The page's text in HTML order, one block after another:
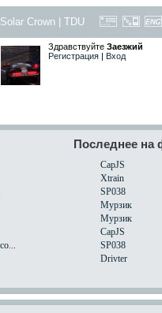
Solar Crown TDU
Здравствуйте Заезжий
Регистрация | Вход
Последнее на
CapJS
Xtrain
SP038
Мурзик
Мурзик
CapJS
SP038
Drivter